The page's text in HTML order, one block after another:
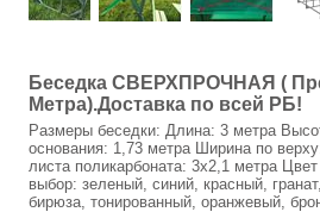
ТУАЛЕТ САДОВЫЙ
ЛИСТЫ НЕРЖАВЕЮЩЕЙ СТАЛИ
Беседка СВЕРХПРОЧНАЯ (
Метра).Доставка по всей РБ!
Размеры беседки: Длина: 3 метра
основания: 1,73 метра Ширина по
листа поликарбоната: 3х2,1 метра
выбор: зеленый, синий, красный,
бирюза, тонированный, оранжевый,